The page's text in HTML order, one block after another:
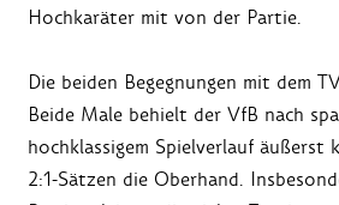
Hochkaräter mit von der Partie.
Die beiden Begegnungen mit dem
Beide Male behielt der VfB nach
hochklassigem Spielverlauf äußerst
2:1-Sätzen die Oberhand.